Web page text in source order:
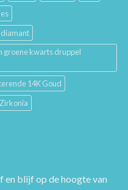
diamant
groene kwarts druppel
14K Goud
Zirkonia
en blijf op de hoogte van